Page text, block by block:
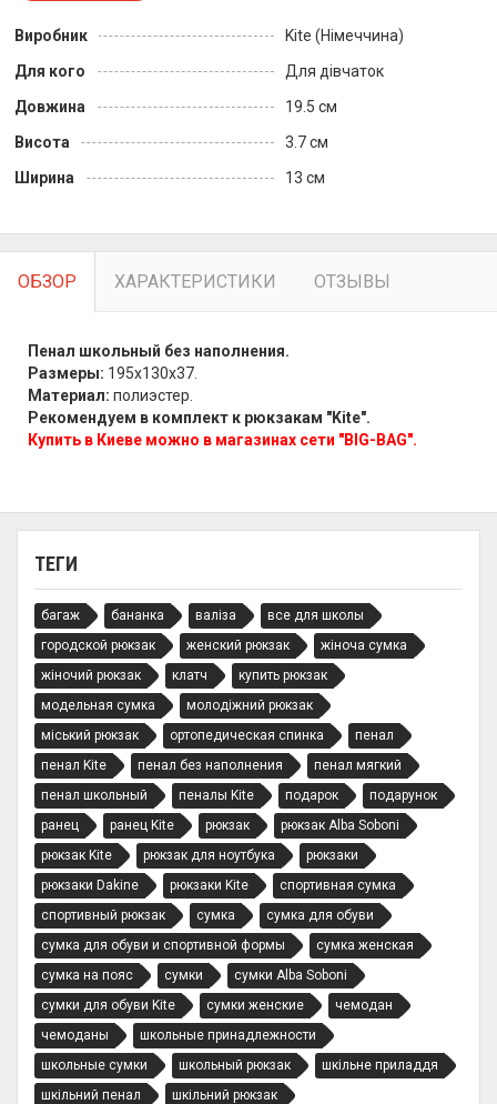
Виробник
Kite (Німеччина)
Для кого
Для дівчаток
Довжина
19.5 см
Висота
3.7 см
Ширина
13 см
ТЕГИ
багаж бананка валіза
все для школы
городской рюкзак
женский рюкзак
жіноча сумка
жіночий рюкзак
клатч
купить рюкзак
модельная сумка
молодіжний рюкзак
міський рюкзак
ортопедическая спинка
пенал
пенал Kite
пенал без наполнения
пенал мягкий
пенал школьный
пеналы Kite подарок
подарунок
ранец
ранец Kite рюкзак
рюкзак Alba Soboni
рюкзак Kite
рюкзак для ноутбука
рюкзаки
рюкзаки Dakine
рюкзаки Kite
спортивная сумка
спортивный рюкзак
сумка
сумка для обуви
сумка для обуви и спортивной формы
сумка женская
сумка на пояс
сумки
сумки Alba Soboni
сумки для обуви Kite
сумки женские
чемодан
чемоданы
школьные принадлежности
школьные сумки
школьный рюкзак
шкільне приладдя
шкільний пенал
шкільний рюкзак
ОБЗОР ХАРАКТЕРИСТИКИ ОТЗЫВЫ
Пенал школьный без наполнения.
Размеры: 195х130х37.
Материал: полиэстер.
Рекомендуем в комплект к рюкзакам "Kite".
Купить в Киеве можно в магазинах сети "BIG-BAG".